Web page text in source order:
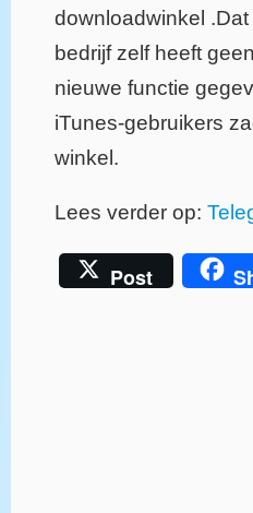
downloadwinkel
bedrijf zelf heeft
nieuwe functie
iTunes-gebruikers
winkel.
Lees verder op:
Post